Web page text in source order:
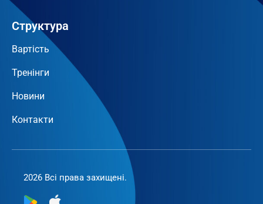
Структура
Вартість
Тренінги
Новини
Контакти
2026 Всі права захищені.